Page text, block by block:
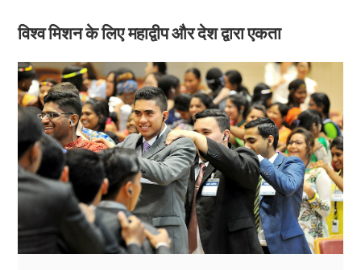
विश्व मिशन के लिए महाद्वीप और देश द्वारा एकता